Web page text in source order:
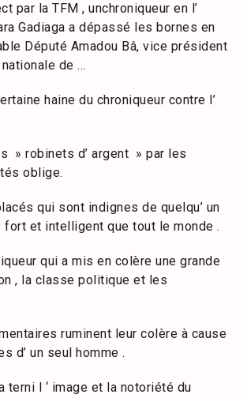
par la TFM , unchroniqueur en l’
Gadiaga a dépassé les bornes en
Député Amadou Bâ, vice président
de …
haine du chroniqueur contre l’
» robinets d’ argent » par les
oblige.
qui sont indignes de quelqu’ un
et intelligent que tout le monde .
qui a mis en colère une grande
, la classe politique et les
ruminent leur colère à cause
d’ un seul homme .
terni l ‘ image et la notoriété du